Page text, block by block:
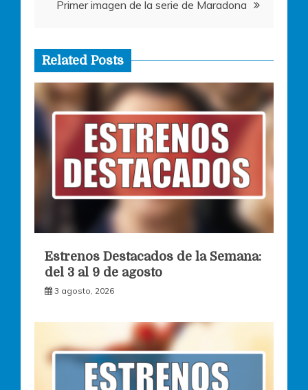
entradas
Primer imagen de la serie de Maradona
Related Posts
Estrenos Destacados de la Semana:
del 3 al 9 de agosto
3 agosto, 2026